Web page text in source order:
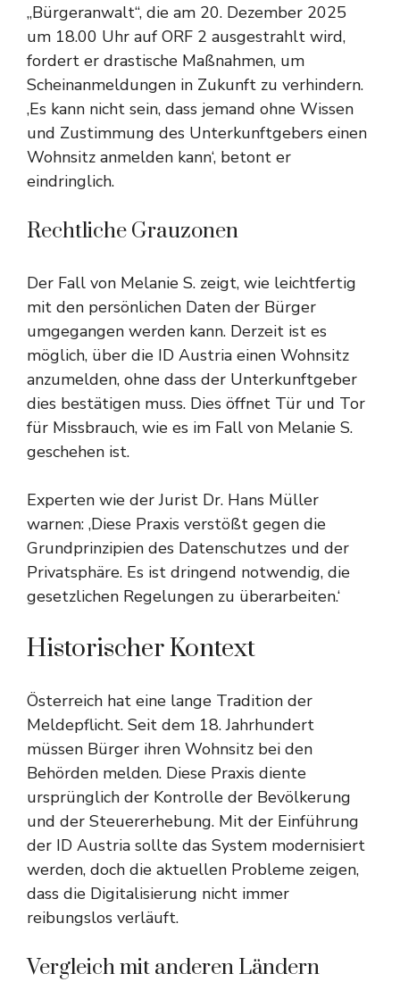
„Bürgeranwalt“, die am 20. Dezember 2025
um 18.00 Uhr auf ORF 2 ausgestrahlt wird,
fordert er drastische Maßnahmen, um
Scheinanmeldungen in Zukunft zu verhindern.
‚Es kann nicht sein, dass jemand ohne Wissen
und Zustimmung des Unterkunftgebers einen
Wohnsitz anmelden kann‘, betont er
eindringlich.
Rechtliche Grauzonen
Der Fall von Melanie S. zeigt, wie leichtfertig
mit den persönlichen Daten der Bürger
umgegangen werden kann. Derzeit ist es
möglich, über die ID Austria einen Wohnsitz
anzumelden, ohne dass der Unterkunftgeber
dies bestätigen muss. Dies öffnet Tür und Tor
für Missbrauch, wie es im Fall von Melanie S.
geschehen ist.
Experten wie der Jurist Dr. Hans Müller
warnen: ‚Diese Praxis verstößt gegen die
Grundprinzipien des Datenschutzes und der
Privatsphäre. Es ist dringend notwendig, die
gesetzlichen Regelungen zu überarbeiten.‘
Historischer Kontext
Österreich hat eine lange Tradition der
Meldepflicht. Seit dem 18. Jahrhundert
müssen Bürger ihren Wohnsitz bei den
Behörden melden. Diese Praxis diente
ursprünglich der Kontrolle der Bevölkerung
und der Steuererhebung. Mit der Einführung
der ID Austria sollte das System modernisiert
werden, doch die aktuellen Probleme zeigen,
dass die Digitalisierung nicht immer
reibungslos verläuft.
Vergleich mit anderen Ländern